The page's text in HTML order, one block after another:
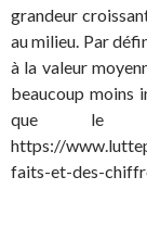
grandeur
au milieu. Par
à la valeur
beaucoup moins
que le
https://
faits-et-des-